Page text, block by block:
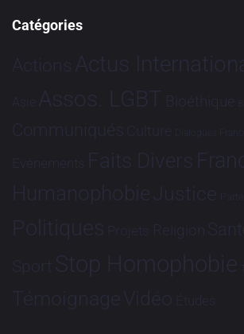
Catégories
Actions Actus
Asie Assos. LGBT Bioéthique
Communiqués Culture Dialogues
Evénements Faits Divers
HumanophobieJustice
Politiques Projets Religion
Sport Stop Homophobie
TémoignageVidéo Études